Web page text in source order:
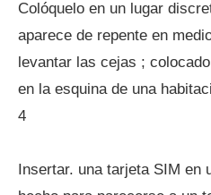
Colóquelo en un lugar
aparece de repente en
levantar las cejas ;
en la esquina de una
4
Insertar. una tarjeta SIM en